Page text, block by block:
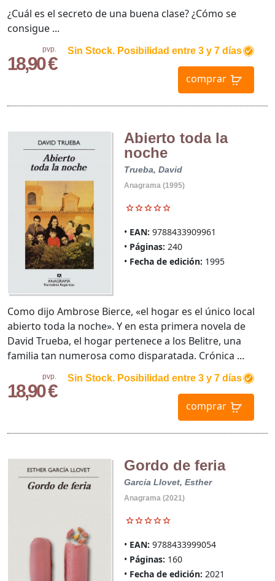
pvp.
18,90 €
Sin Stock. Posibilidad entre 3 y 7 días
comprar
¿Cuál es el secreto de una buena clase? ¿Cómo se
consigue ...
Abierto toda la
noche
Trueba, David
Anagrama (1995)
EAN: 9788433909961
Páginas: 240
Fecha de edición: 1995
pvp.
18,90 €
Sin Stock. Posibilidad entre 3 y 7 días
comprar
Como dijo Ambrose Bierce, «el hogar es el único local
abierto toda la noche». Y en esta primera novela de
David Trueba, el hogar pertenece a los Belitre, una
familia tan numerosa como disparatada. Crónica ...
Gordo de feria
García Llovet, Esther
Anagrama (2021)
EAN: 9788433999054
Páginas: 160
Fecha de edición: 2021